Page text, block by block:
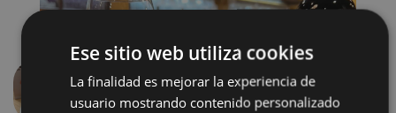
Aurrekoa
Ese sitio web utiliza cookies
La finalidad es mejorar la experiencia de
usuario mostrando contenido personalizado